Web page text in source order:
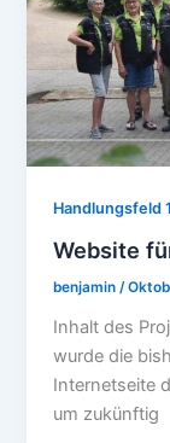
Handlungsfeld 1
Website
benjamin/
Inhalt des
wurde die
Internetseite
um zukünftig